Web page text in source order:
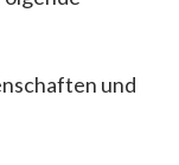
und